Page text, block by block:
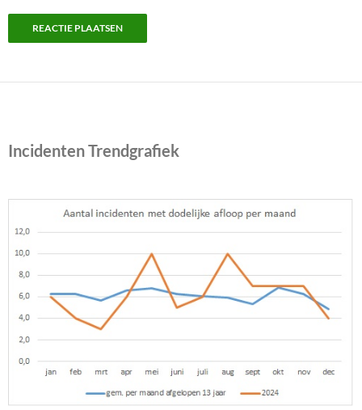
Incidenten Trendgrafiek